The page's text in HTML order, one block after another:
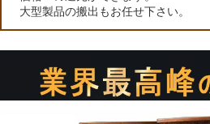
大型製品の搬出もお任せ下さい。